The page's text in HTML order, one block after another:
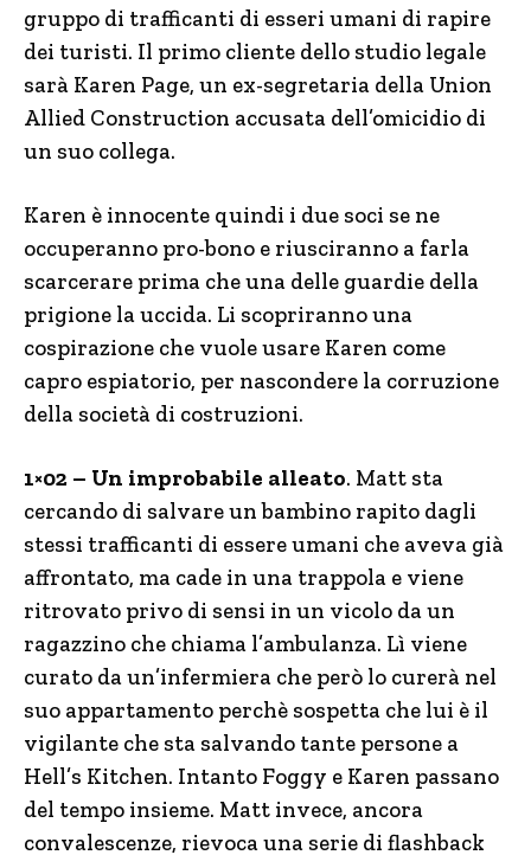
gruppo di trafficanti di esseri umani di rapire
dei turisti. Il primo cliente dello studio legale
sarà Karen Page, un ex-segretaria della Union
Allied Construction accusata dell’omicidio di
un suo collega.
Karen è innocente quindi i due soci se ne
occuperanno pro-bono e riusciranno a farla
scarcerare prima che una delle guardie della
prigione la uccida. Li scopriranno una
cospirazione che vuole usare Karen come
capro espiatorio, per nascondere la corruzione
della società di costruzioni.
1×02 – Un improbabile alleato. Matt sta
cercando di salvare un bambino rapito dagli
stessi trafficanti di essere umani che aveva già
affrontato, ma cade in una trappola e viene
ritrovato privo di sensi in un vicolo da un
ragazzino che chiama l’ambulanza. Lì viene
curato da un’infermiera che però lo curerà nel
suo appartamento perchè sospetta che lui è il
vigilante che sta salvando tante persone a
Hell’s Kitchen. Intanto Foggy e Karen passano
del tempo insieme. Matt invece, ancora
convalescenze, rievoca una serie di flashback